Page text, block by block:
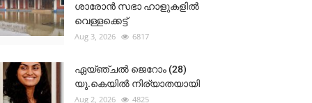
ശാരോൻ സഭാ ഹാളുകളിൽ
വെള്ളക്കെട്ട്
Aug 3, 2026 6817
ഏയ്ഞ്ചൽ ജെറോം (28)
യു.കെയിൽ നിര്യാതയായി
Aug 2, 2026 4825